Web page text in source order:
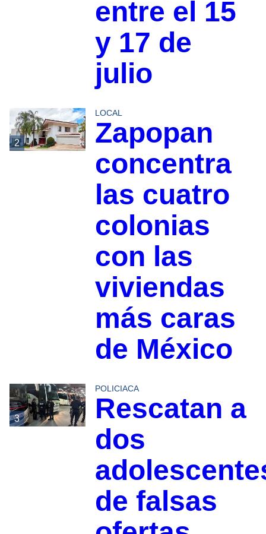
entre el 15
y 17 de
julio
2
LOCAL
Zapopan
concentra
las cuatro
colonias
con las
viviendas
más caras
de México
3
POLICIACA
Rescatan a
dos
de falsas